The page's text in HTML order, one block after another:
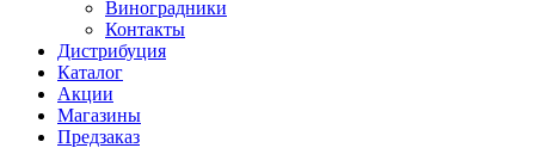
Виноградники
Контакты
Дистрибуция
Каталог
Акции
Магазины
Предзаказ